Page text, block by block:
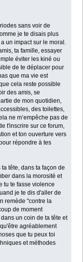
sans voir de
je te disais plus
un impact sur le moral.
ta famille, essayer
éviter les kiné ou
de te déplacer pour
que ma vie est
cela reste possible
des amis, se
de mon quotidien,
des toilettes,
ne m’empêche pas de
t'inscrire sur ce forum,
et ton ouverture vers
répondre à tes
ta tête, dans ta façon de
dans la morosité et
tu te fasse violence
je te dis d'aller de
remède "contre la
de moment
un coin de ta tête et
agréablement
que tu peux toi
et méthodes